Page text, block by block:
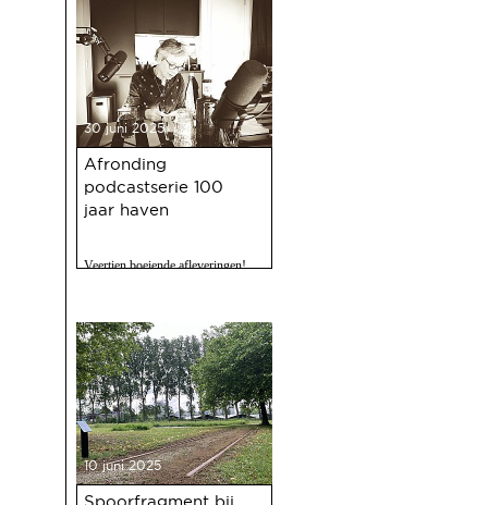
30 juni 2025
Afronding
podcastserie 100
jaar haven
Veertien boeiende afleveringen!
10 juni 2025